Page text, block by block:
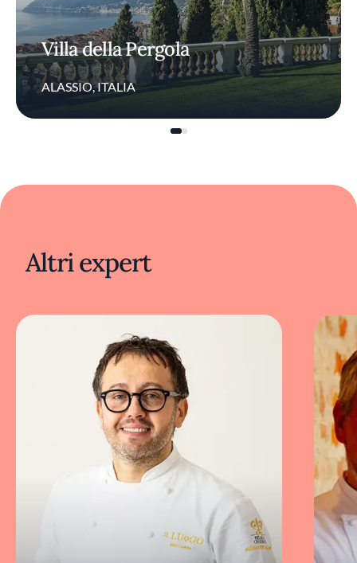
Villa della Pergola
ALASSIO, ITALIA
Altri expert